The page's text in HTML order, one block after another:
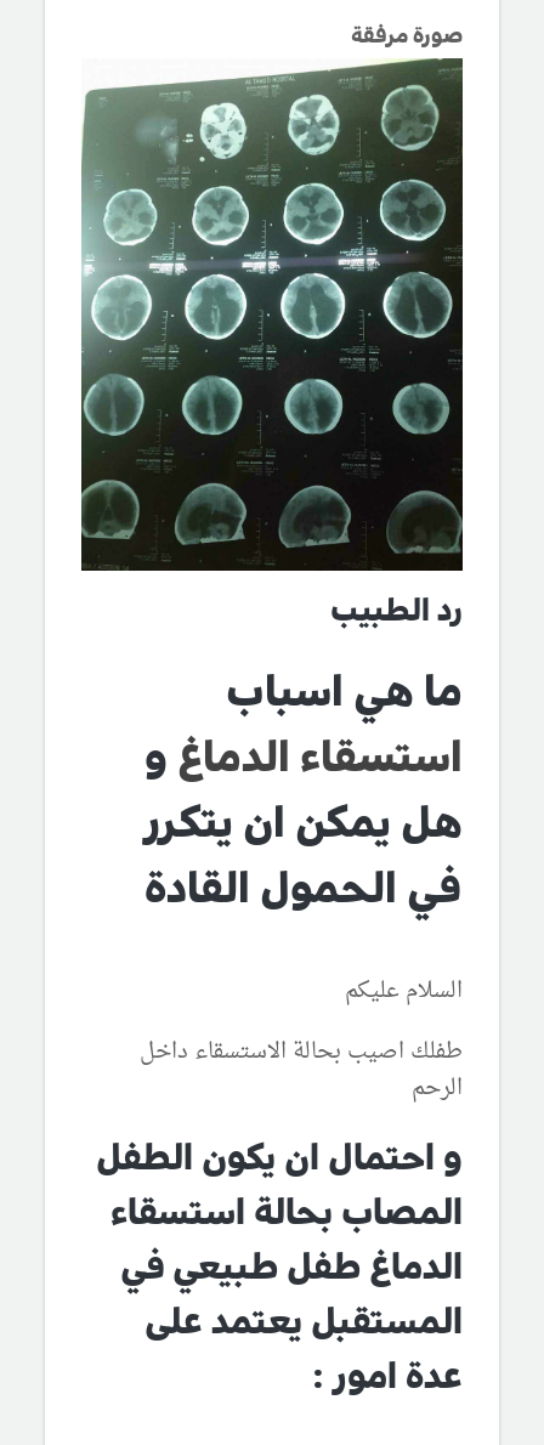
صورة مرفقة
رد الطبيب
ما هي اسباب
استسقاء الدماغ و
هل يمكن ان يتكرر
في الحمول القادة
السلام عليكم
طفلك اصيب بحالة الاستسقاء داخل
الرحم
و احتمال ان يكون الطفل
المصاب بحالة استسقاء
الدماغ طفل طبيعي في
المستقبل يعتمد على
عدة امور :